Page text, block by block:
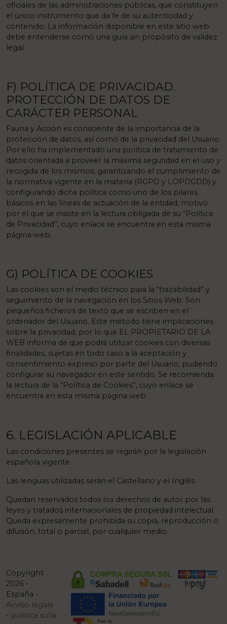
oficiales de las administraciones públicas, que constituyen
el único instrumento que da fe de su autenticidad y
contenido. La información disponible en este sitio web
debe entenderse como una guía sin propósito de validez
legal.
F) POLÍTICA DE PRIVACIDAD.
PROTECCIÓN DE DATOS DE
CARÁCTER PERSONAL
Fauna y Acción es consciente de la importancia de la
protección de datos, así como de la privacidad del Usuario.
Por ello ha implementado una política de tratamiento de
datos orientada a proveer la máxima seguridad en el uso y
recogida de los mismos, garantizando el cumplimiento de
la normativa vigente en la materia (RGPD y LOPDGDD) y
configurando dicha política como uno de los pilares
básicos en las líneas de actuación de la entidad, motivo
por el que se insiste en la lectura obligada de su “Política
de Privacidad”, cuyo enlace se encuentra en esta misma
página web.
G) POLÍTICA DE COOKIES
Las cookies son el medio técnico para la “trazabilidad” y
seguimiento de la navegación en los Sitios Web. Son
pequeños ficheros de texto que se escriben en el
ordenador del Usuario. Este método tiene implicaciones
sobre la privacidad, por lo que EL PROPIETARIO DE LA
WEB informa de que podrá utilizar cookies con diversas
finalidades, sujetas en todo caso a la aceptación y
consentimiento expreso por parte del Usuario, pudiendo
configurar su navegador en este sentido. Se recomienda
la lectura de la “Política de Cookies”, cuyo enlace se
encuentra en esta misma página web.
6. LEGISLACIÓN APLICABLE
Las condiciones presentes se regirán por la legislación
española vigente.
Las lenguas utilizadas serán el Castellano y el Inglés.
Quedan reservados todos los derechos de autor por las
leyes y tratados internacionales de propiedad intelectual.
Queda expresamente prohibida su copia, reproducción o
difusión, total o parcial, por cualquier medio.
Copyright
2026 -
España -
Avviso legale
- politica sulla